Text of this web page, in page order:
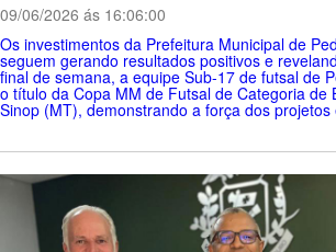
09/06/2026 ás 16:06:00
Os investimentos da Prefeitura Municipal de
seguem gerando resultados positivos e
final de semana, a equipe Sub-17 de futsal de
o título da Copa MM de Futsal de Categoria de
Sinop (MT), demonstrando a força dos projetos